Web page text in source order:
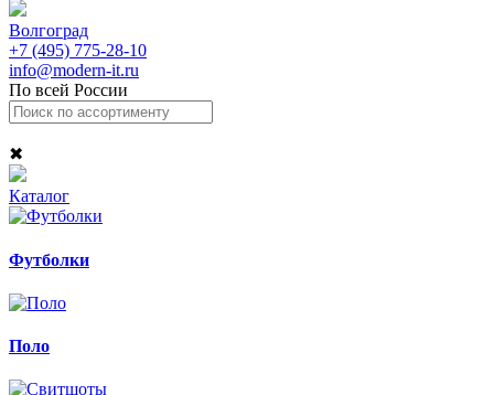
Волгоград
+7 (495) 775-28-10
info@modern-it.ru
По всей России
✖
Каталог
Футболки
Поло